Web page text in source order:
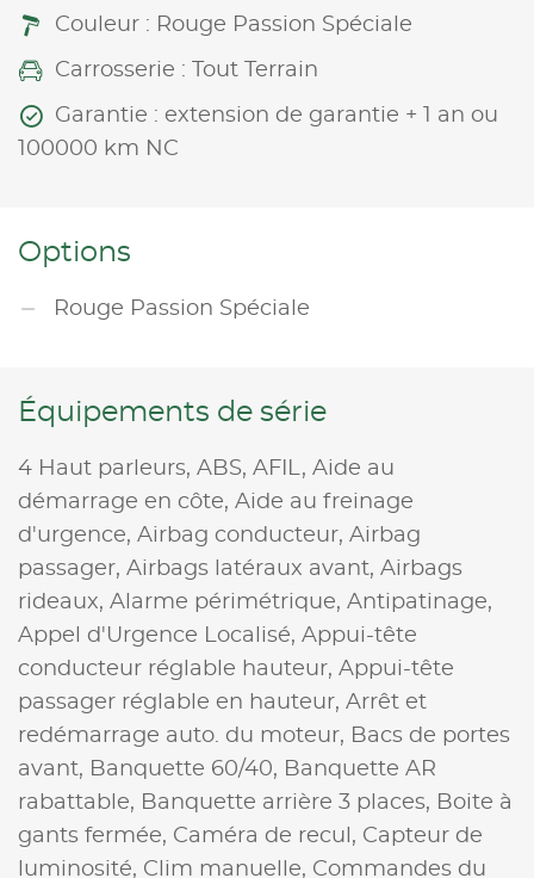
Couleur : Rouge Passion Spéciale
Carrosserie : Tout Terrain
Garantie : extension de garantie + 1 an ou
100000 km NC
Options
Rouge Passion Spéciale
Équipements de série
4 Haut parleurs, ABS, AFIL, Aide au
démarrage en côte, Aide au freinage
d'urgence, Airbag conducteur, Airbag
passager, Airbags latéraux avant, Airbags
rideaux, Alarme périmétrique, Antipatinage,
Appel d'Urgence Localisé, Appui-tête
conducteur réglable hauteur, Appui-tête
passager réglable en hauteur, Arrêt et
redémarrage auto. du moteur, Bacs de portes
avant, Banquette 60/40, Banquette AR
rabattable, Banquette arrière 3 places, Boite à
gants fermée, Caméra de recul, Capteur de
luminosité, Clim manuelle, Commandes du